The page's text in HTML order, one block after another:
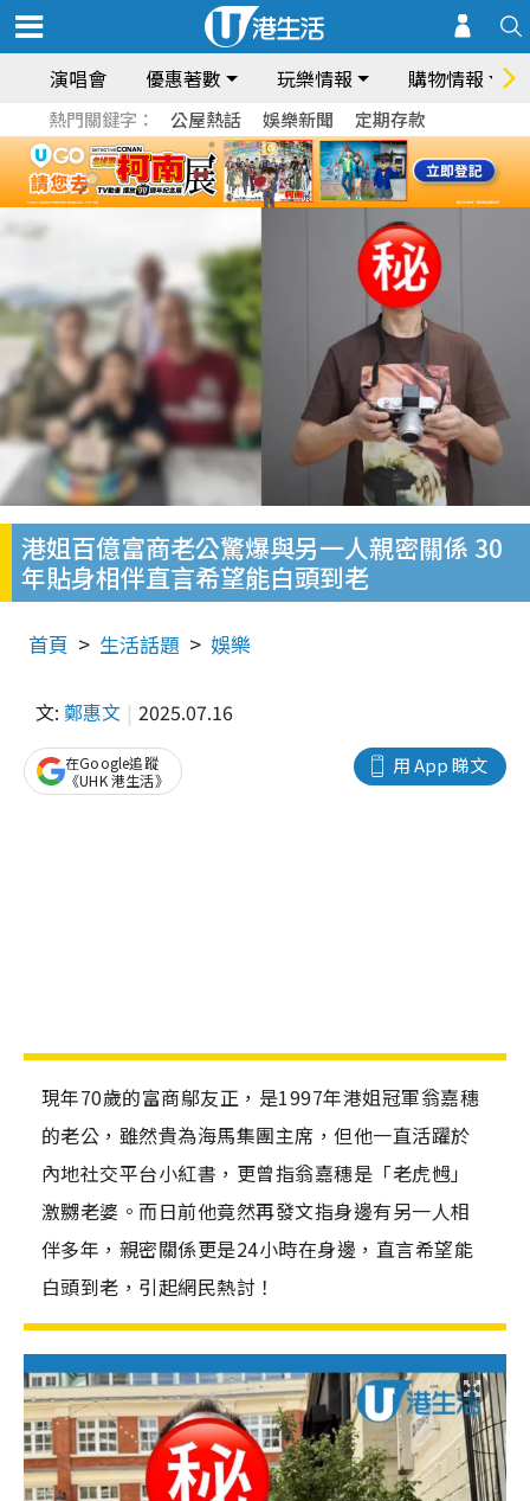
演唱會 優惠著數 玩樂情報 購物情報
熱門關鍵字： 公屋熱話 娛樂新聞 定期存款
港姐百億富商老公驚爆與另一人親密關係 30
年貼身相伴直言希望能白頭到老
首頁 生活話題 娛樂
文: 鄭惠文 2025.07.16
用 App 睇文
在Google追蹤
《UHK 港生活》
現年70歲的富商鄔友正，是1997年港姐冠軍翁嘉穗
的老公，雖然貴為海馬集團主席，但他一直活躍於
內地社交平台小紅書，更曾指翁嘉穗是「老虎乸」
激嬲老婆。而日前他竟然再發文指身邊有另一人相
伴多年，親密關係更是24小時在身邊，直言希望能
白頭到老，引起網民熱討！